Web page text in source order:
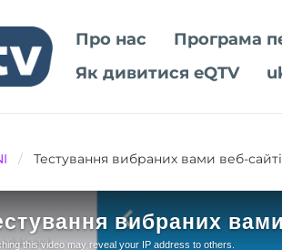
Про нас Програма
Як дивитися eQTV
/ Тестування вибраних вами веб-